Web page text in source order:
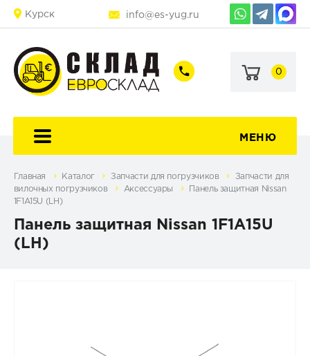
Курск info@es-yug.ru
+7
60-
+7
69-
0
МЕНЮ
Главная Каталог Запчасти для погрузчиков
Запчасти для
вилочных погрузчиков
Аксессуары
Панель защитная Nissan
1F1A15U (LH)
Панель защитная Nissan 1F1A15U
(LH)